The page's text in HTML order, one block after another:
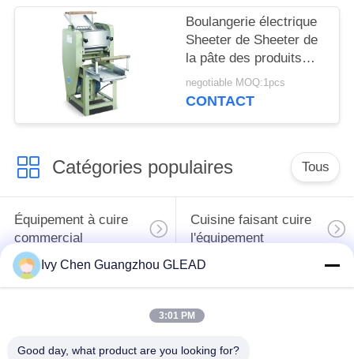
viande de viande
Boulangerie électrique
Sheeter de Sheeter de
la pâte des produits
alimentaires de
machines
negotiable MOQ:1pcs
CONTACT
Catégories populaires Tous
Équipement à cuire
commercial
Cuisine faisant cuire
l'équipement
Machines de
denrées alimentaires
Ivy Chen Guangzhou GLEAD
3:01 PM
Good day, what product are you looking for?